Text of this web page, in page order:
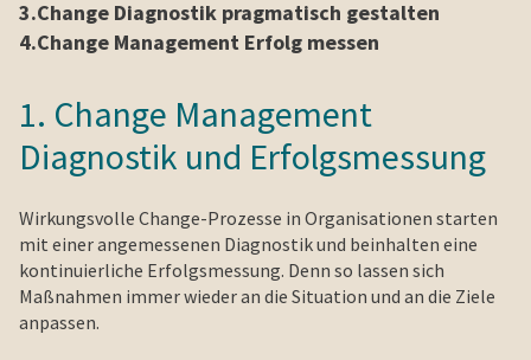
3.Change Diagnostik pragmatisch gestalten
4.Change Management Erfolg messen
1. Change Management
Diagnostik und Erfolgsmessung
Wirkungsvolle Change-Prozesse in Organisationen starten
mit einer angemessenen Diagnostik und beinhalten eine
kontinuierliche Erfolgsmessung. Denn so lassen sich
Maßnahmen immer wieder an die Situation und an die Ziele
anpassen.